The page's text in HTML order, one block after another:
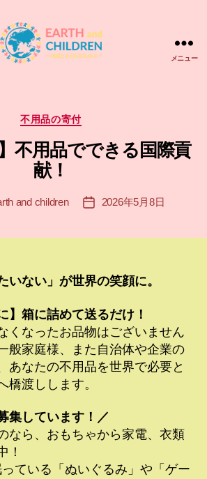
＆
ル
ド
レ
EARTH
CHILDREN
メニュー
カ
ゴ
リ
ー
不用品の寄付
不用品でできる国際貢
献！
and children
投
2026年5月8日
いない」が世界の笑顔に。
】箱に詰めて送るだけ！
くなったお品物はございません
般家庭様、また自治体や企業の
あなたの不用品を世界で必要と
橋渡しします。
集しています！／
なら、おもちゃから家電、衣類
！
ている「ぬいぐるみ」や「ゲー